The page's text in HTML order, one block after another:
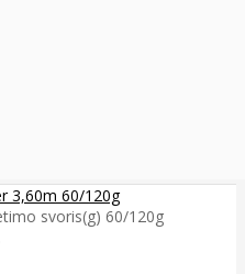
3,60m 60/120g
svoris(g) 60/120g